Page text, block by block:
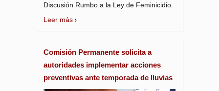
Discusión Rumbo a la Ley de Feminicidio.
Leer más
Comisión Permanente solicita a
autoridades implementar acciones
preventivas ante temporada de lluvias